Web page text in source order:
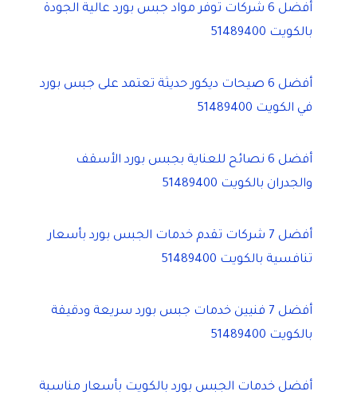
أفضل 6 شركات توفر مواد جبس بورد عالية الجودة
بالكويت 51489400
أفضل 6 صيحات ديكور حديثة تعتمد على جبس بورد
في الكويت 51489400
أفضل 6 نصائح للعناية بجبس بورد الأسقف
والجدران بالكويت 51489400
أفضل 7 شركات تقدم خدمات الجبس بورد بأسعار
تنافسية بالكويت 51489400
أفضل 7 فنيين خدمات جبس بورد سريعة ودقيقة
بالكويت 51489400
أفضل خدمات الجبس بورد بالكويت بأسعار مناسبة